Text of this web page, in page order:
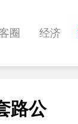
圈 经济
路公